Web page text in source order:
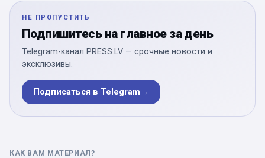
НЕ ПРОПУСТИТЬ
Подпишитесь на главное за день
Telegram-канал PRESS.LV — срочные новости и
эксклюзивы.
Подписаться в Telegram→
КАК ВАМ МАТЕРИАЛ?